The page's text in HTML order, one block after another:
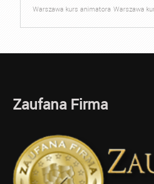
Warszawa kurs animatora Warszawa
Zaufana Firma